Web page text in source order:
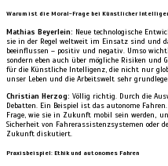
Warum ist die Moral-Frage bei Künstlicher
Mathias Beyerlein: Neue technologische
sie in der Regel weltweit im Einsatz sind und
beeinflussen – positiv und negativ. Umso
sondern eben auch über mögliche Risiken und
für die Künstliche Intelligenz, die nicht nur
unser Leben und die Arbeitswelt sehr
Christian Herzog: Völlig richtig. Durch die
Debatten. Ein Beispiel ist das autonome
Frage, wie sie in Zukunft mobil sein werden,
Sicherheit von Fahrerassistenzsystemen oder
Zukunft diskutiert.
Praxisbeispiel: Ethik und autonomes Fahren